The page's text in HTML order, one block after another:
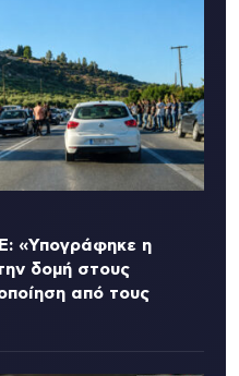
«Υπογράφηκε η
δομή στους
από τους